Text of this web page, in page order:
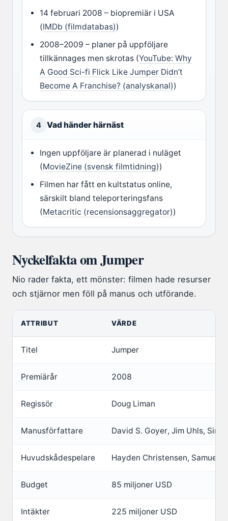
14 februari 2008 – biopremiär i USA
(IMDb (filmdatabas))
2008–2009 – planer på uppföljare
tillkännages men skrotas (YouTube: Why
A Good Sci-fi Flick Like Jumper Didn’t
Become A Franchise? (analyskanal))
4 Vad händer härnäst
Ingen uppföljare är planerad i nuläget
(MovieZine (svensk filmtidning))
Filmen har fått en kultstatus online,
särskilt bland teleporteringsfans
(Metacritic (recensionsaggregator))
Nyckelfakta om Jumper
Nio rader fakta, ett mönster: filmen hade resurser
och stjärnor men föll på manus och utförande.
ATTRIBUT VÄRDE
Titel Jumper
Premiärår 2008
Regissör Doug Liman
Manusförfattare David S. Goyer, Jim Uhls,
Huvudskådespelare Hayden Christensen, Samuel
Budget 85 miljoner USD
Intäkter 225 miljoner USD